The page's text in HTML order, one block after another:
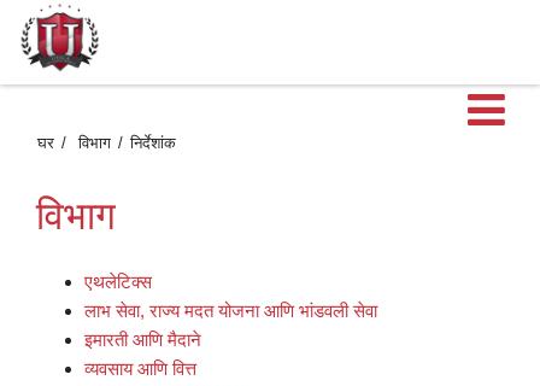
घर विभाग निर्देशांक
विभाग
एथलेटिक्स
लाभ सेवा, राज्य मदत योजना आणि भांडवली सेवा
इमारती आणि मैदाने
व्यवसाय आणि वित्त